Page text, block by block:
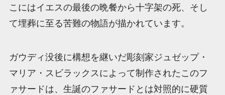
こにはイエスの最後の晩餐から十字架の死、そし
て埋葬に至る苦難の物語が描かれています。
ガウディ没後に構想を継いだ彫刻家ジュゼップ・
マリア・スビラックスによって制作されたこのフ
ァサードは、生誕のファサードとは対照的に硬質